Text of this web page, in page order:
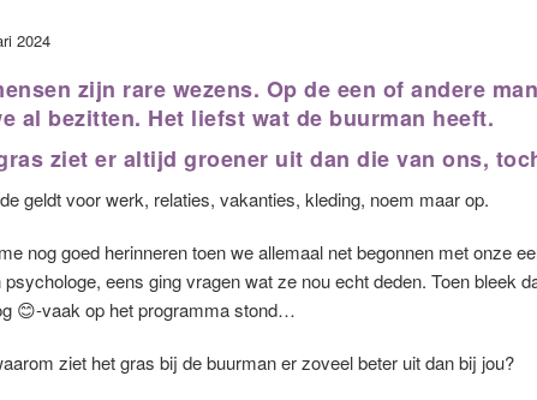
2024
zijn rare wezens. Op de een of andere
al bezitten. Het liefst wat de buurman heeft.
ziet er altijd groener uit dan die van ons,
geldt voor werk, relaties, vakanties, kleding, noem maar op.
nog goed herinneren toen we allemaal net begonnen met onze
eens ging vragen wat ze nou echt deden. Toen bleek
😊-vaak op het programma stond…
ziet het gras bij de buurman er zoveel beter uit dan bij jou?